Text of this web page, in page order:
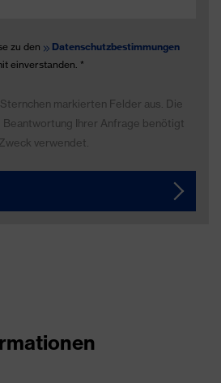
zu den
Datenschutzbestimmungen
einverstanden. *
markierten Felder aus. Die
Beantwortung Ihrer Anfrage benötigt
verwendet.